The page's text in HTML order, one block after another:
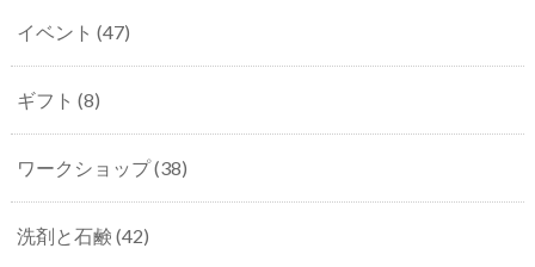
イベント (47)
ギフト (8)
ワークショップ(38)
洗剤と石鹸 (42)